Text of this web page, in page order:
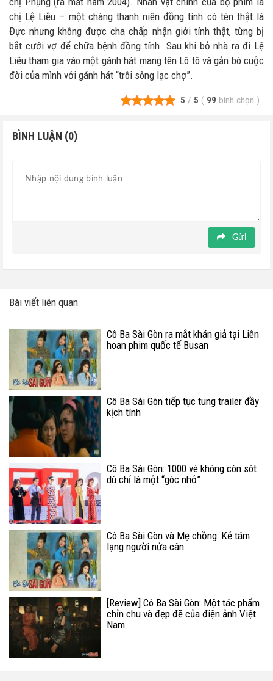
chị Lệ Liễu – một chàng thanh niên đồng tính có tên thật là
Đực nhưng không được cha chấp nhận giới tính thật, từng bị
bắt cưới vợ để chữa bệnh đồng tính. Sau khi bỏ nhà ra đi Lệ
Liễu tham gia vào một gánh hát mang tên Lô tô và gắn bó cuộc
đời của mình với gánh hát “trôi sông lạc chợ”.
5 / 5 ( 99 bình chọn )
BÌNH LUẬN (0)
Gửi
Bài viết liên quan
Cô Ba Sài Gòn ra mắt khán giả tại Liên
hoan phim quốc tế Busan
Cô Ba Sài Gòn tiếp tục tung trailer đầy
kịch tính
Cô Ba Sài Gòn: 1000 vé không còn sót
dù chỉ là một “góc nhỏ”
Cô Ba Sài Gòn và Mẹ chồng: Kẻ tám
lạng người nửa cân
[Review] Cô Ba Sài Gòn: Một tác phẩm
chỉn chu và đẹp đẽ của điện ảnh Việt
Nam